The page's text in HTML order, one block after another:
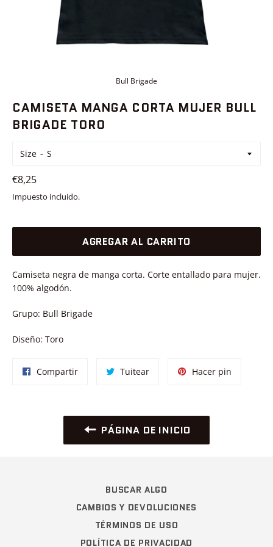
Bull Brigade
CAMISETA MANGA CORTA MUJER BULL
BRIGADE TORO
Size
Precio
habitual
€8,25
Impuesto incluido.
AGREGAR AL CARRITO
Camiseta negra de manga corta. Corte entallado para mujer.
100% algodón.
Grupo: Bull Brigade
Diseño: Toro
CompartirCompartir TuitearTuitear
Hacer pin
PÁGINA DE INICIO
BUSCAR ALGO
CAMBIOS Y DEVOLUCIONES
TÉRMINOS DE USO
POLÍTICA DE PRIVACIDAD